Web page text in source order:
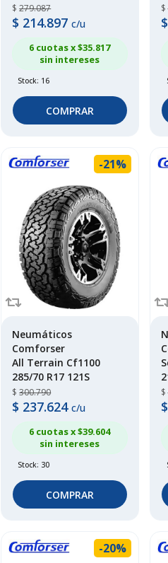
$279.087
$ 214.897 c/u
6 cuotas x $35.817
sin intereses
Stock: 16
COMPRAR
$
$
-21%
Neumáticos
Comforser
All Terrain Cf1100
285/70 R17 121S
$300.790
$ 237.624 c/u
6 cuotas x $39.604
sin intereses
Stock: 30
COMPRAR
$
$
-20%